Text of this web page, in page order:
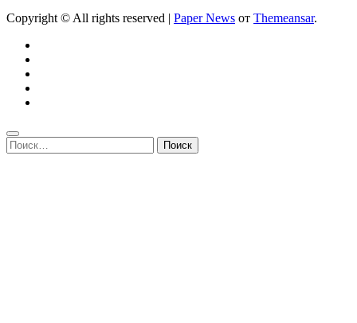
Copyright © All rights reserved | Paper News от Themeansar.
Найти: